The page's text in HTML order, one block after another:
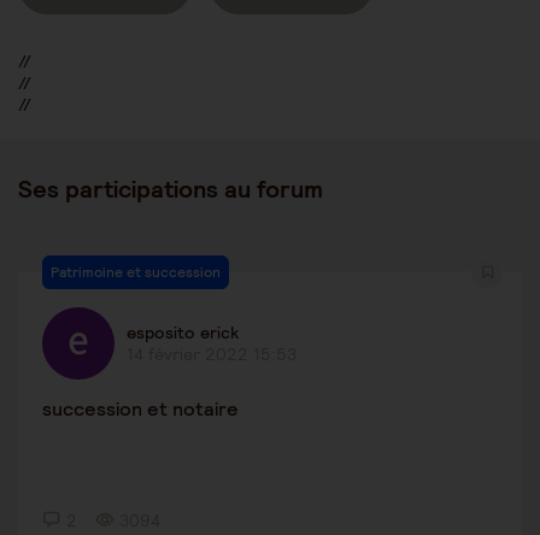
//
//
//
Ses participations au forum
Patrimoine et succession
esposito erick
succession et notaire